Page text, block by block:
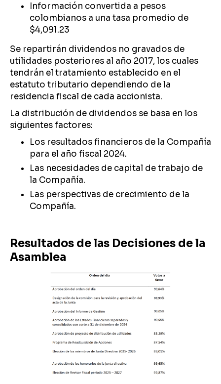
Información convertida a pesos
colombianos a una tasa promedio de
$4,091.23
Se repartirán dividendos no gravados de
utilidades posteriores al año 2017, los cuales
tendrán el tratamiento establecido en el
estatuto tributario dependiendo de la
residencia fiscal de cada accionista.
La distribución de dividendos se basa en los
siguientes factores:
Los resultados financieros de la Compañía
para el año fiscal 2024.
Las necesidades de capital de trabajo de
la Compañía.
Las perspectivas de crecimiento de la
Compañía.
Resultados de las Decisiones de la
Asamblea